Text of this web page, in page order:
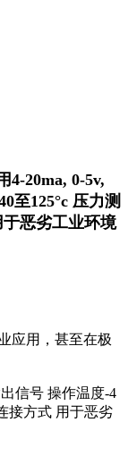
4-20ma, 0-5v,
至125°c 压力测
恶劣工业环境
用，甚至在极
出信号 操作温度-4
接方式 用于恶劣